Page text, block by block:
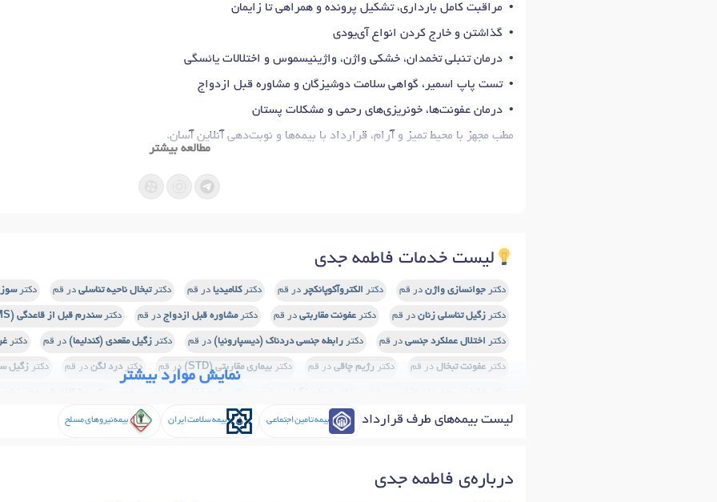
• مراقبت کامل بارداری، تشکیل پرونده و همراهی تا زایمان
• گذاشتن و خارج کردن انواع آی‌یودی
• درمان تنبلی تخمدان، خشکی واژن، واژینیسموس و اختلالات یائسگی
• تست پاپ اسمیر، گواهی سلامت دوشیزگان و مشاوره قبل ازدواج
• درمان عفونت‌ها، خونریزی‌های رحمی و مشکلات پستان
مطب مجهز با محیط تمیز و آرام، قرارداد با بیمه‌ها و نوبت‌دهی آنلاین آسان.
مطالعه بیشتر
لیست خدمات فاطمه جدی
دکتر جوانسازی واژن در قم دکتر الکتروآکوپانکچر در قم دکترکلامیدیا در قم دکترتبخال ناحیه تناسلی در قم دکتر
دکتر زگیل تناسلی زنان در قم دکتر عفونت مقاربتی در قم دکترمشاوره قبل ازدواج در قم دکترسندرم قبل از قاعدگی (PMS)
دکتر اختلال عملکرد جنسی در قم دکتر رابطه جنسی دردناک (دیسپارونیا) در قم دکتر زگیل مقعدی (کندلیما) در قم دکتر
دکتر عفونت تبخال در قم دکتر رژیم چاقی در قم دکتر بیماری مقاربتی (STD) در قم دکتردرد لگن در قم دکتر زگیل
دکترحجامتدر قم دکترویروس پاپیلومای انسانی (HPV) در قم دکترمزونیدلینگ در قم دکتر آبرسانی پوست
نمایش موارد بیشتر
لیست بیمه‌های طرف قرارداد بیمه تامین اجتماعی بیمه سلامت ایران بیمه نیروهای مسلح
درباره‌ی فاطمه جدی